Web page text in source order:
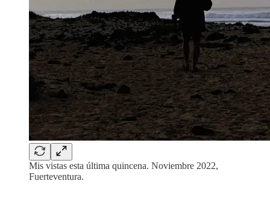
Mis vistas esta última quincena. Noviembre 2022,
Fuerteventura.